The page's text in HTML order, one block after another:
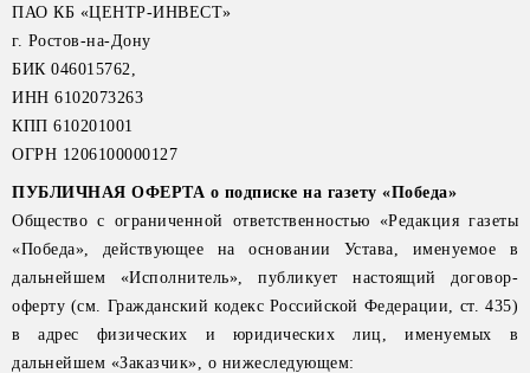
ПАО КБ «ЦЕНТР-ИНВЕСТ»
г. Ростов-на-Дону
БИК 046015762,
ИНН 6102073263
КПП 610201001
ОГРН 1206100000127
ПУБЛИЧНАЯ ОФЕРТА о подписке на газету «Победа»
Общество с ограниченной ответственностью «Редакция газеты
«Победа», действующее на основании Устава, именуемое в
дальнейшем «Исполнитель», публикует настоящий договор-
оферту (см. Гражданский кодекс Российской Федерации, ст. 435)
в адрес физических и юридических лиц, именуемых в
дальнейшем «Заказчик», о нижеследующем: